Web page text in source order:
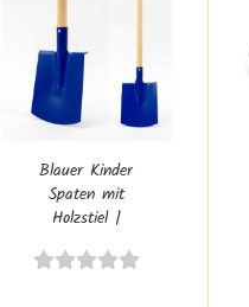
Blauer Kinder
Spaten mit
Holzstiel |
draußen &